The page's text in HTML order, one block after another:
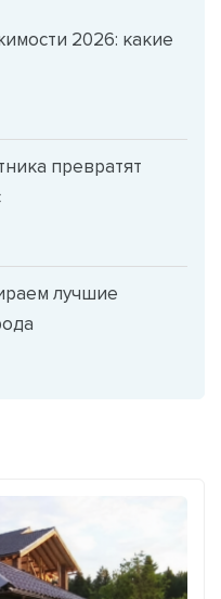
2026: какие
превратят
лучшие